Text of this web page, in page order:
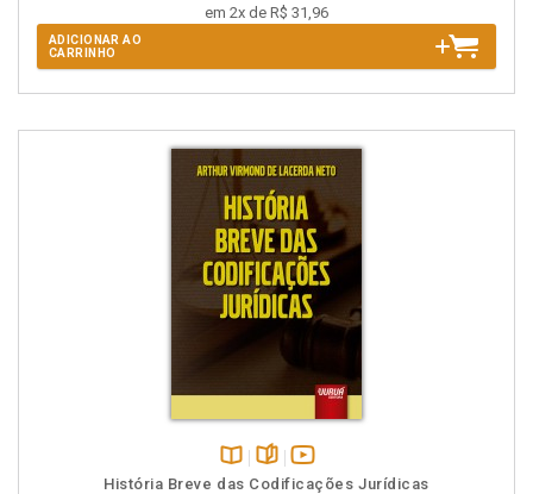
em 2x de R$ 31,96
ADICIONAR AO
CARRINHO
Disponível
páginas
vídeo
História Breve das Codificações Jurídicas